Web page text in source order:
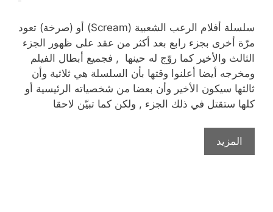
سلسلة أفلام الرعب الشعبية (Scream) أو (صرخة) تعود
مرّة أخرى بجزء رابع بعد أكثر من عقد على ظهور الجزء
الثالث والأخير كما روّج له حينها , فجميع أبطال الفيلم
ومخرجه أيضا أعلنوا وقتها بأن السلسلة هي ثلاثية وأن
ثالثها سيكون الأخير وأن بعضا من شخصياته الرئيسية أو
كلها ستقتل في ذلك الجزء , ولكن كما تبيّن لاحقا
المزيد